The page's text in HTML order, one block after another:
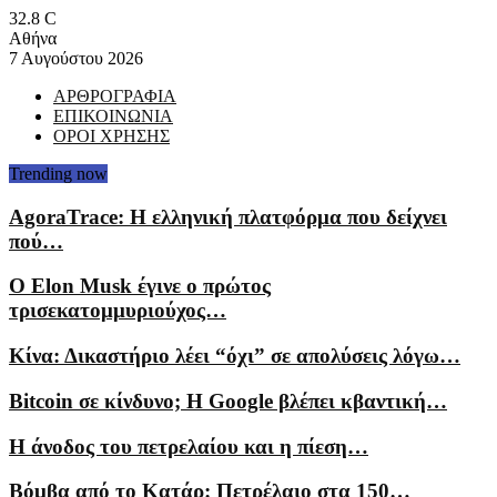
32.8 C
Αθήνα
7 Αυγούστου 2026
ΑΡΘΡΟΓΡΑΦΙΑ
ΕΠΙΚΟΙΝΩΝΙΑ
ΟΡΟΙ ΧΡΗΣΗΣ
Trending now
AgoraTrace: Η ελληνική πλατφόρμα που δείχνει
πού…
Ο Elon Musk έγινε ο πρώτος
τρισεκατομμυριούχος…
Κίνα: Δικαστήριο λέει “όχι” σε απολύσεις λόγω…
Bitcoin σε κίνδυνο; Η Google βλέπει κβαντική…
Η άνοδος του πετρελαίου και η πίεση…
Βόμβα από το Κατάρ: Πετρέλαιο στα 150…